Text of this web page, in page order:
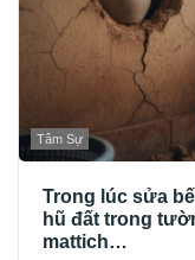
Tâm Sự
Trong lúc sửa
hũ đất trong
mattich…